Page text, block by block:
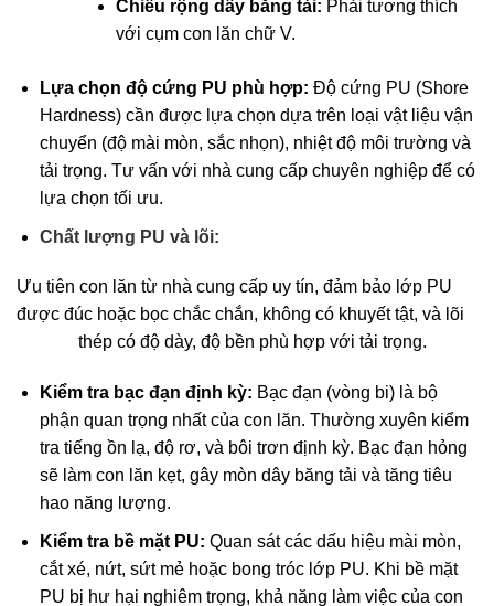
Chiều rộng dây băng tải: Phải tương thích
với cụm con lăn chữ V.
Lựa chọn độ cứng PU phù hợp: Độ cứng PU (Shore
Hardness) cần được lựa chọn dựa trên loại vật liệu vận
chuyển (độ mài mòn, sắc nhọn), nhiệt độ môi trường và
tải trọng. Tư vấn với nhà cung cấp chuyên nghiệp để có
lựa chọn tối ưu.
Chất lượng PU và lõi:
Ưu tiên con lăn từ nhà cung cấp uy tín, đảm bảo lớp PU
được đúc hoặc bọc chắc chắn, không có khuyết tật, và lõi
thép có độ dày, độ bền phù hợp với tải trọng.
Kiểm tra bạc đạn định kỳ: Bạc đạn (vòng bi) là bộ
phận quan trọng nhất của con lăn. Thường xuyên kiểm
tra tiếng ồn lạ, độ rơ, và bôi trơn định kỳ. Bạc đạn hỏng
sẽ làm con lăn kẹt, gây mòn dây băng tải và tăng tiêu
hao năng lượng.
Kiểm tra bề mặt PU: Quan sát các dấu hiệu mài mòn,
cắt xé, nứt, sứt mẻ hoặc bong tróc lớp PU. Khi bề mặt
PU bị hư hại nghiêm trọng, khả năng làm việc của con